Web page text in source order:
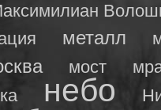
металл
мост
небо